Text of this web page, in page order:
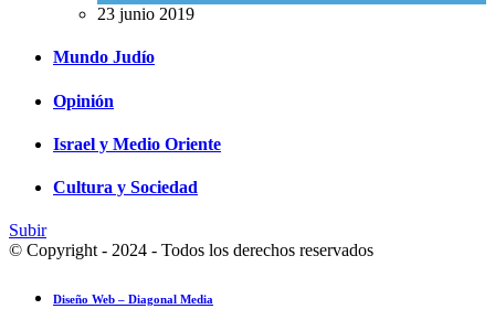
23 junio 2019
Mundo Judío
Opinión
Israel y Medio Oriente
Cultura y Sociedad
Subir
© Copyright - 2024 - Todos los derechos reservados
Diseño Web – Diagonal Media